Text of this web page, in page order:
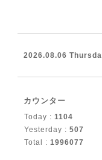
2026.08.06
カウンター
Today : 1104
Yesterday : 507
Total : 1996077